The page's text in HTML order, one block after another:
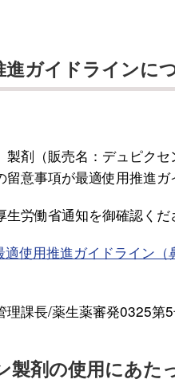
ガイドラインに
剤（販売名：デュピク
意事項が最適使用推進ガ
労働省通知を御確認くだ
使用推進ガイドライン
課長/薬生薬審発0325第
製剤の使用にあた